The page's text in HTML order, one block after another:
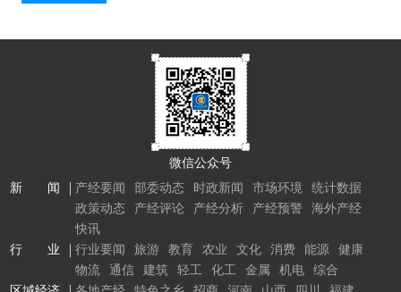
微信公众号
新 闻
产经要闻 部委动态 时政新闻 市场环境
统计数据
政策动态
产经评论 产经分析 产经预警
海外产经
快讯
行 业
行业要闻 旅游 教育 农业 文化 消费 能源
健康
物流
通信 建筑 轻工 化工 金属 机电
综合